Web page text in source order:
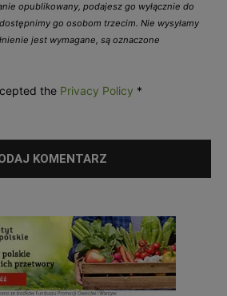
opublikowany, podajesz go wyłącznie do
go osobom trzecim. Nie wysyłamy
jest wymagane, są oznaczone
the Privacy Policy *